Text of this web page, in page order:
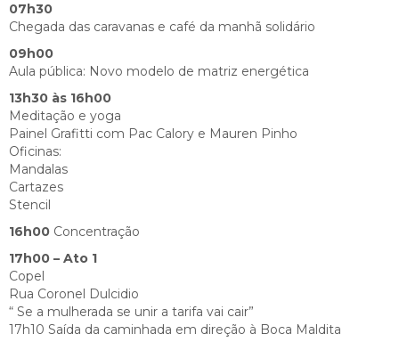
07h30
Chegada das caravanas e café da manhã solidário
09h00
Aula pública: Novo modelo de matriz energética
13h30 às 16h00
Meditação e yoga
Painel Grafitti com Pac Calory e Mauren Pinho
Oficinas:
Mandalas
Cartazes
Stencil
16h00 Concentração
17h00 – Ato 1
Copel
Rua Coronel Dulcidio
“ Se a mulherada se unir a tarifa vai cair”
17h10 Saída da caminhada em direção à Boca Maldita